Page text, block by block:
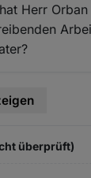
Herr
überprüft)